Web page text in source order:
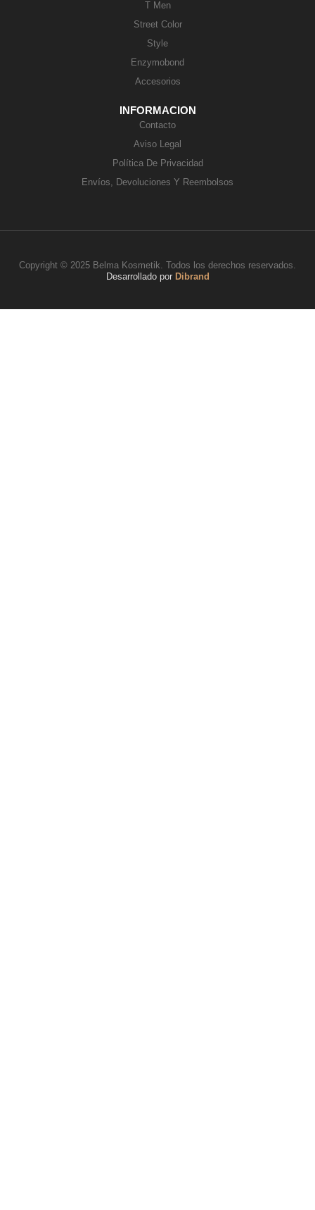
T Men
Street Color
Style
Enzymobond
Accesorios
INFORMACION
Contacto
Aviso Legal
Política De Privacidad
Envíos, Devoluciones Y Reembolsos
Copyright © 2025 Belma Kosmetik. Todos los derechos reservados.
Desarrollado por Dibrand